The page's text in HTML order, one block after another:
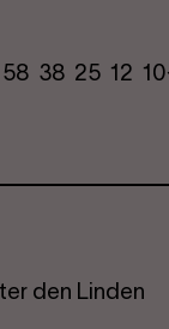
38 25​ 12 10
den Linden